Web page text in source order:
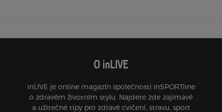
O inLIVE
inLIVE je online magazín společnosti inSPORTline
o zdravém životním stylu. Najdete zde zajímavé
a užitečné tipy pro zdravé cvičení, stravu, sport